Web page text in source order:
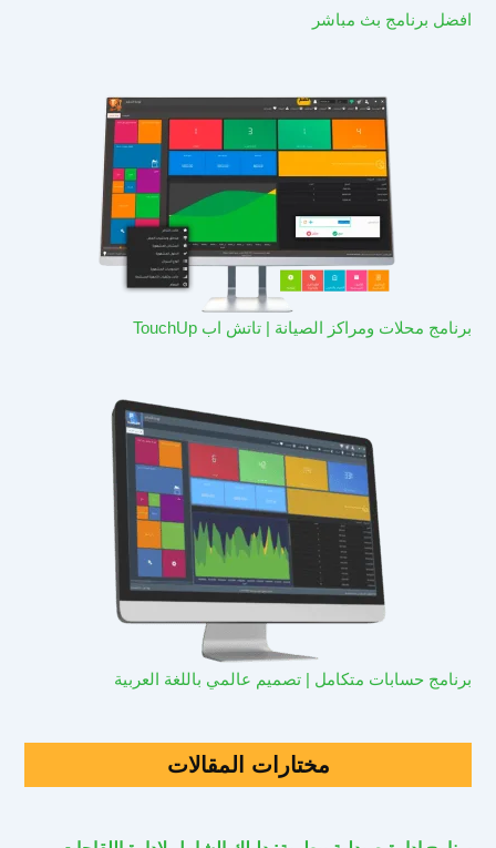
افضل برنامج بث مباشر
برنامج محلات ومراكز الصيانة | تاتش اب TouchUp
برنامج حسابات متكامل | تصميم عالمي باللغة العربية
مختارات المقالات